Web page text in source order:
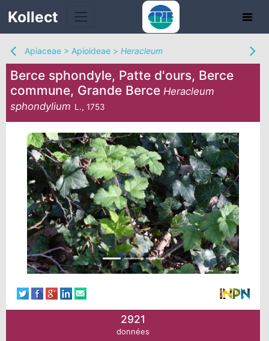
Kollect
Apiaceae > Apioideae > Heracleum
Berce sphondyle, Patte d'ours, Berce
commune, Grande Berce Heracleum
sphondylium L., 1753
2921
données